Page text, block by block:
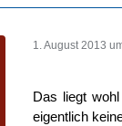
1. August 2013
Das liegt
eigentlich